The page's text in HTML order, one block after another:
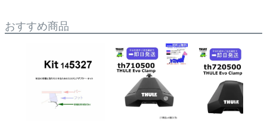
おすすめ商品